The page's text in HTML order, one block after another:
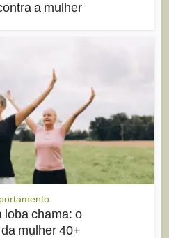
a mulher
loba chama: o
mulher 40+